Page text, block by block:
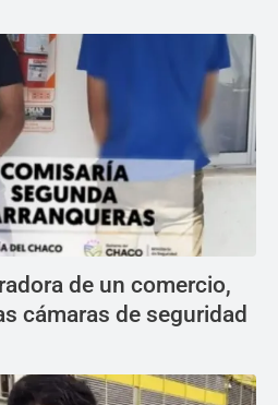
de un comercio,
cámaras de seguridad